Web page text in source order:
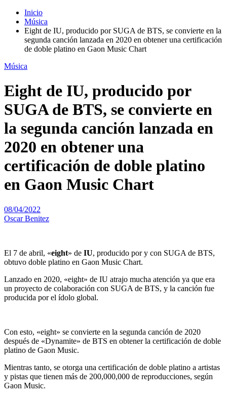
Inicio
Música
Eight de IU, producido por SUGA de BTS, se convierte en la
segunda canción lanzada en 2020 en obtener una certificación
de doble platino en Gaon Music Chart
Música
Eight de IU, producido por
SUGA de BTS, se convierte en
la segunda canción lanzada en
2020 en obtener una
certificación de doble platino
en Gaon Music Chart
08/04/2022
Oscar Benitez
El 7 de abril, «eight» de IU, producido por y con SUGA de BTS,
obtuvo doble platino en Gaon Music Chart.
Lanzado en 2020, «eight» de IU atrajo mucha atención ya que era
un proyecto de colaboración con SUGA de BTS, y la canción fue
producida por el ídolo global.
Con esto, «eight» se convierte en la segunda canción de 2020
después de «Dynamite» de BTS en obtener la certificación de doble
platino de Gaon Music.
Mientras tanto, se otorga una certificación de doble platino a artistas
y pistas que tienen más de 200,000,000 de reproducciones, según
Gaon Music.